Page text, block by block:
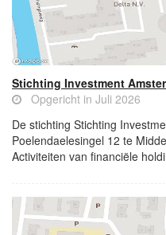
Stichting Investment
Opgericht in Juli 2026
De stichting Stichting
Poelendaelesingel 12 te
Activiteiten van financiële